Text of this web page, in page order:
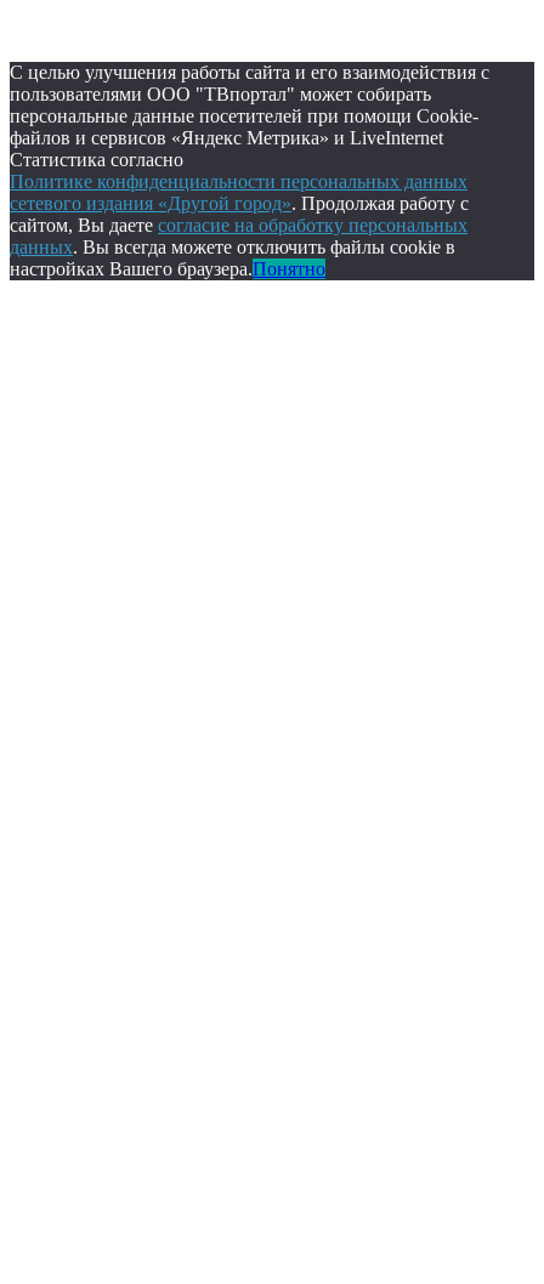
С целью улучшения работы сайта и его взаимодействия с
пользователями ООО "ТВпортал" может собирать
персональные данные посетителей при помощи Cookie-
файлов и сервисов «Яндекс Метрика» и LiveInternet
Статистика согласно
Политике конфиденциальности персональных данных
сетевого издания «Другой город». Продолжая работу с
сайтом, Вы даете согласие на обработку персональных
данных. Вы всегда можете отключить файлы cookie в
настройках Вашего браузера.Понятно